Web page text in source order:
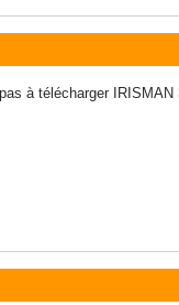
à télécharger